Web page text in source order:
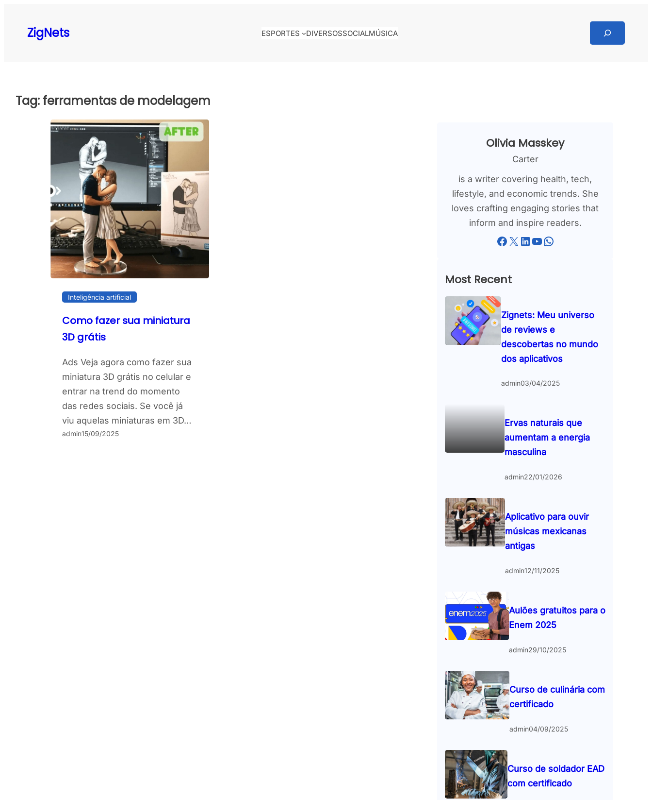
ZigNets ESPORTES DIVERSOSSOCIALMÚSICA
Search
Tag: ferramentas de modelagem
Inteligência artificial
Como fazer sua miniatura
3D grátis
Ads Veja agora como fazer sua
miniatura 3D grátis no celular e
entrar na trend do momento
das redes sociais. Se você já
viu aquelas miniaturas em 3D…
admin15/09/2025
Olivia Masskey
Carter
is a writer covering health, tech,
lifestyle, and economic trends. She
loves crafting engaging stories that
inform and inspire readers.
Facebook X LinkedIn YouTube WhatsApp
Most Recent
Zignets: Meu universo
de reviews e
descobertas no mundo
dos aplicativos
admin03/04/2025
Ervas naturais que
aumentam a energia
masculina
admin22/01/2026
Aplicativo para ouvir
músicas mexicanas
antigas
admin12/11/2025
Aulões gratuitos para o
Enem 2025
admin29/10/2025
Curso de culinária com
certificado
admin04/09/2025
Curso de soldador EAD
com certificado